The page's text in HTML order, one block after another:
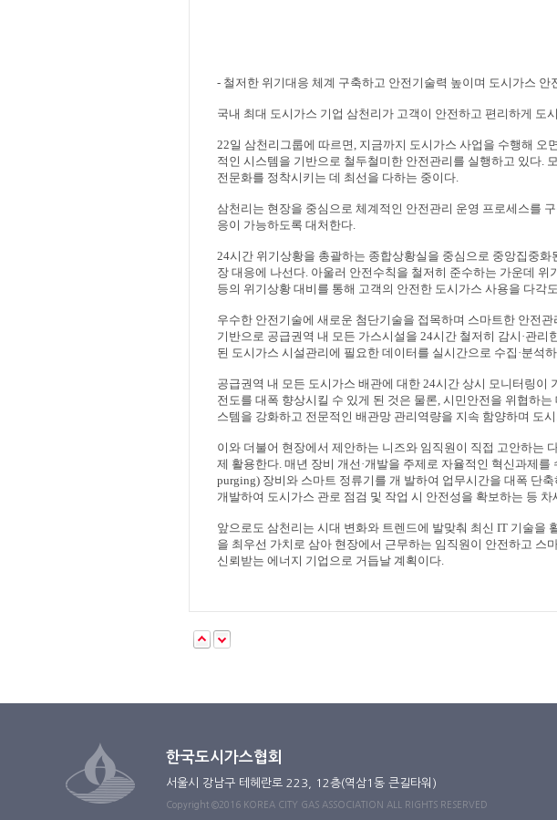
- 철저한 위기대응 체계 구축하고 안전기술력 높이며 도시가스 안
국내 최대 도시가스 기업 삼천리가 고객이 안전하고 편리하게
22일 삼천리그룹에 따르면, 지금까지 도시가스 사업을 수행해 오
적인 시스템을 기반으로 철두철미한 안전관리를 실행하고 있다.
전문화를 정착시키는 데 최선을 다하는 중이다.
삼천리는 현장을 중심으로 체계적인 안전관리 운영 프로세스를
응이 가능하도록 대처한다.
24시간 위기상황을 총괄하는 종합상황실을 중심으로 중앙집중
장 대응에 나선다. 아울러 안전수칙을 철저히 준수하는 가운데 위
등의 위기상황 대비를 통해 고객의 안전한 도시가스 사용을 다각
우수한 안전기술에 새로운 첨단기술을 접목하며 스마트한 안전
기반으로 공급권역 내 모든 가스시설을 24시간 철저히 감시 ·관리
된 도시가스 시설관리에 필요한 데이터를 실시간으로 수집 ·분석
공급권역 내 모든 도시가스 배관에 대한 24시간 상시 모니터링이
전도를 대폭 향상시킬 수 있게 된 것은 물론, 시민안전을 위협하는
스템을 강화하고 전문적인 배관망 관리역량을 지속 함양하며 도
이와 더불어 현장에서 제안하는 니즈와 임직원이 직접 고안하는
제 활용한다. 매년 장비 개선 ·개발을 주제로 자율적인 혁신과제를
purging) 장비와 스마트 정류기를 개 발하여 업무시간을 대폭 단
개발하여 도시가스 관로 점검 및 작업 시 안전성을 확보하는 등
앞으로도 삼천리는 시대 변화와 트렌드에 발맞춰 최신 IT 기술을
을 최우선 가치로 삼아 현장에서 근무하는 임직원이 안전하고 스
신뢰받는 에너지 기업으로 거듭날 계획이다.
한국도시가스협회
서울시 강남구 테헤란로 223, 12층(역삼1동 큰길타워)
Copyright ©2016 KOREA CITY GAS ASSOCIATION ALL RIGHTS RESERVED